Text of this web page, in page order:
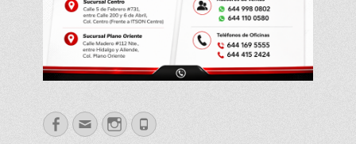
Facebook
Correo
electrónico
Instagram
Phone